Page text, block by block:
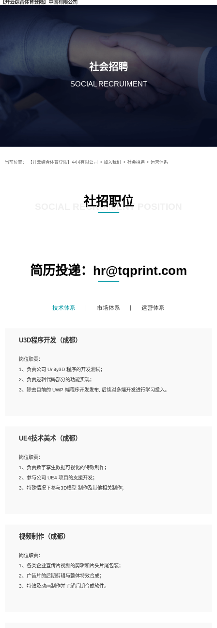
【开云综合体育登陆】中国有限公司
社会招聘
SOCIAL RECRUIMENT
当前位置： 【开云综合体育登陆】中国有限公司 > 加入我们 > 社会招聘 > 运营体系
社招职位
SOCIAL RECRUIMENT POSITION
简历投递：hr@tqprint.com
技术体系 市场体系 运营体系
U3D程序开发（成都）
岗位职责：
1、负责公司 Unity3D 程序的开发测试；
2、负责逻辑代码部分的功能实现；
3、除去目前的 UWP 端程序开发发布, 后续对多端开发进行学习投入。
2、熟练掌握 Unity3D 程序开发，精通 C# 语言开发；
4、有良好的沟通能力和团队合作意识；
5、开发过 HoloLens 程序者优先。
UE4技术美术（成都）
岗位职责：
1、负责数字孪生数据可视化的特效制作；
2、参与公司 UE4 项目的支援开发；
3、特殊情况下参与3D模型 制作及其他相关制作；
上；
3、想象力丰富, 有一定的艺术审美深度；
4、有良好的场景特效搭建功底；
5、熟悉 3Ds Max 或者 Maya；
6、有良好的沟通能力和团队合作意识；
视频制作（成都）
岗位职责：
1、各类企业宣传片视频的剪辑和片头片尾包装；
2、广告片的后期剪辑与整体特效合成；
3、特效及动画制作并了解后期合成软件。